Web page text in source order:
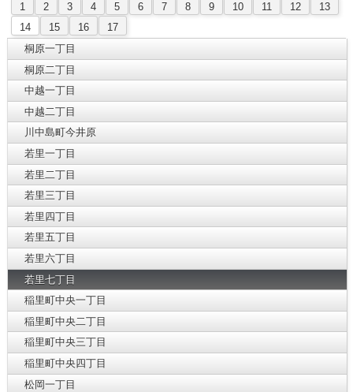
1 2 3 4 5 6 7 8 9 10 11 12
13
14
15 16
17
桐原一丁目
桐原二丁目
中越一丁目
中越二丁目
川中島町今井原
若里一丁目
若里二丁目
若里三丁目
若里四丁目
若里五丁目
若里六丁目
若里七丁目
稲里町中央一丁目
稲里町中央二丁目
稲里町中央三丁目
稲里町中央四丁目
松岡一丁目